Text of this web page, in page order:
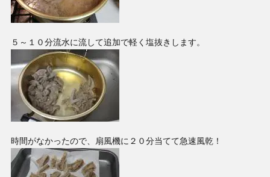
５～１０分流水に流して追加で軽く塩抜きします。
時間がなかったので、扇風機に２０分当てて急速風乾！